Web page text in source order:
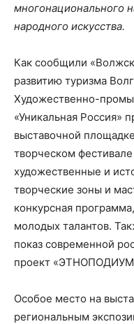
многонационального
народного искусства.
Как сообщили
развитию туризма
Художественно-
«Уникальная Россия»
выставочной
творческом
художественные и
творческие зоны и
конкурсная
молодых талантов.
показ современной
проект
Особое место на
региональным